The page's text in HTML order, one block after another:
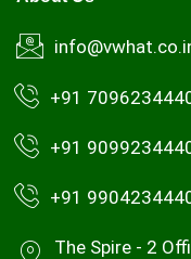
+91
+91
+91
The Spire - 2